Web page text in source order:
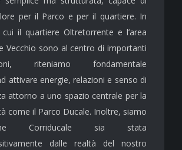
per il Parco e per il quartiere. In
il quartiere Oltretorrente e l’area
Vecchio sono al centro di importanti
riteniamo fondamentale
attivare energie, relazioni e senso di
attorno a uno spazio centrale per la
come il Parco Ducale. Inoltre, siamo
Corriducale sia stata
dalle realtà del nostro